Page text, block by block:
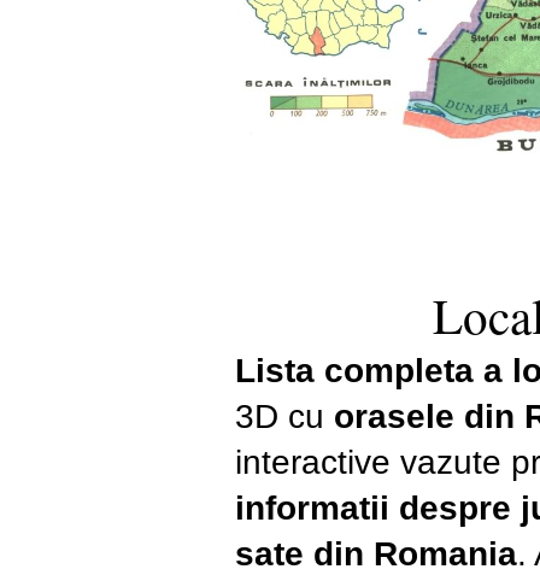
Lista completa a
3D cu orasele din
interactive vazute
informatii despre
sate din Romania.